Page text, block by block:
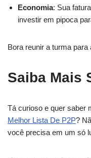
Economia: Sua
investir em pipoca
Bora reunir a turma
Saiba Mais
Tá curioso e quer saber
Melhor Lista De P2P?
você precisa em um só